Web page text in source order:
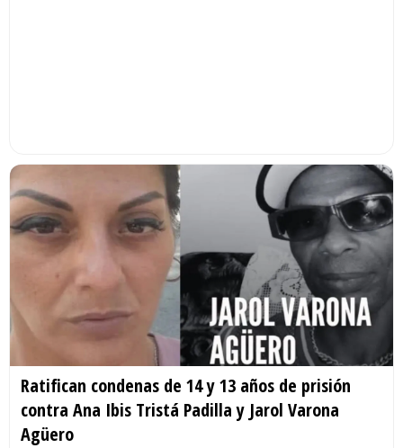
Ratifican condenas de 14 y 13 años de prisión
contra Ana Ibis Tristá Padilla y Jarol Varona
Agüero